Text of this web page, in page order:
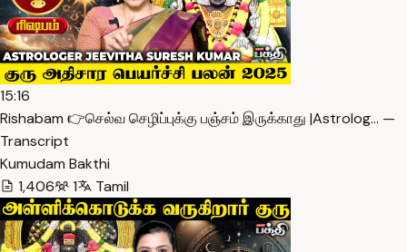
15:16
Rishabam 👉செல்வ செழிப்புக்கு பஞ்சம் இருக்காது |Astrolog… —
Transcript
Kumudam Bakthi
1,406
1 Tamil